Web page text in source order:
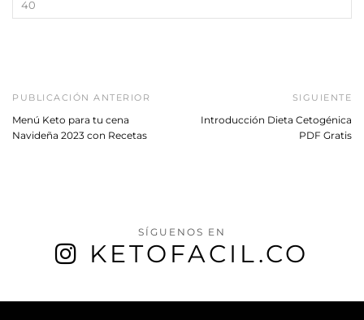
PUBLICACIÓN ANTERIOR
Menú Keto para tu cena
Navideña 2023 con Recetas
SIGUIENTE
Introducción Dieta Cetogénica
PDF Gratis
SÍGUENOS EN
KETOFACIL.CO